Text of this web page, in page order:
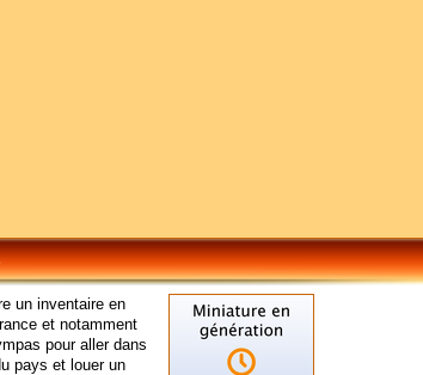
un inventaire en
et notamment
pour aller dans
pays et louer un